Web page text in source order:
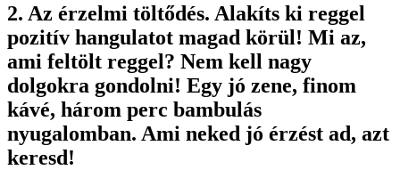
2. Az érzelmi töltődés. Alakíts ki reggel
pozitív hangulatot magad körül! Mi az,
ami feltölt reggel? Nem kell nagy
dolgokra gondolni! Egy jó zene, finom
kávé, három perc bambulás
nyugalomban. Ami neked jó érzést ad, azt
keresd!